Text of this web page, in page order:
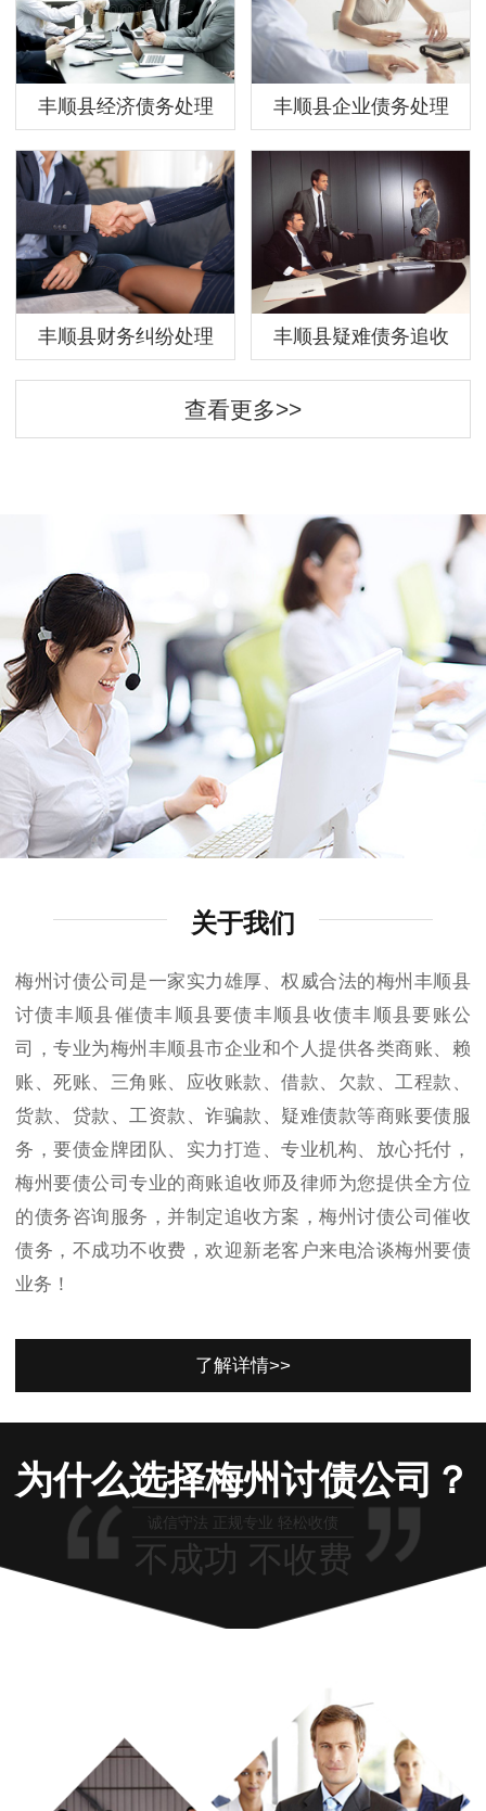
丰顺县经济债务处理 丰顺县企业债务处理
丰顺县财务纠纷处理 丰顺县疑难债务追收
查看更多>>
关于我们
梅州讨债公司是一家实力雄厚、权威合法的梅州丰顺县
讨债丰顺县催债丰顺县要债丰顺县收债丰顺县要账公
司，专业为梅州丰顺县市企业和个人提供各类商账、赖
账、死账、三角账、应收账款、借款、欠款、工程款、
货款、贷款、工资款、诈骗款、疑难债款等商账要债服
务，要债金牌团队、实力打造、专业机构、放心托付，
梅州要债公司专业的商账追收师及律师为您提供全方位
的债务咨询服务，并制定追收方案，梅州讨债公司催收
债务，不成功不收费，欢迎新老客户来电洽谈梅州要债
业务！
了解详情>>
为什么选择梅州讨债公司？
诚信守法 正规专业 轻松收债
不成功 不收费